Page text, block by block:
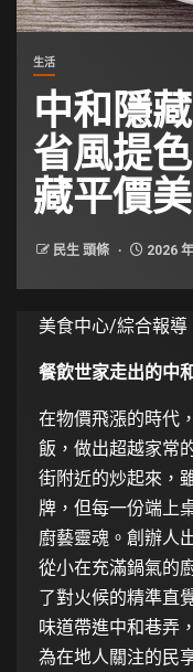
生活
中和隱
省風提
藏平價
民生 頭條 2026
美食中心/綜合報導
餐飲世家走出的中
在物價飛漲的時代
飯，做出超越家常
街附近的炒起來，
牌，但每一份端上
廚藝靈魂。創辦人
從小在充滿鍋氣的
了對火候的精準直
味道帶進中和巷弄
為在地人關注的民